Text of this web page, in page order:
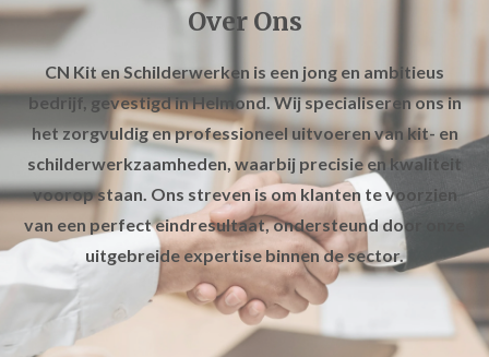
Over Ons
CN Kit en Schilderwerken is een jong en ambitieus
bedrijf, gevestigd in Helmond. Wij specialiseren ons in
het zorgvuldig en professioneel uitvoeren van kit- en
schilderwerkzaamheden, waarbij precisie en kwaliteit
voorop staan. Ons streven is om klanten te voorzien
van een perfect eindresultaat, ondersteund door onze
uitgebreide expertise binnen de sector.